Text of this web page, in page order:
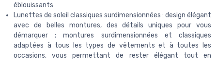
éblouissants
Lunettes de soleil classiques surdimensionnées : design élégant
avec de belles montures, des détails uniques pour vous
démarquer ; montures surdimensionnées et classiques
adaptées à tous les types de vêtements et à toutes les
occasions, vous permettant de rester élégant tout en